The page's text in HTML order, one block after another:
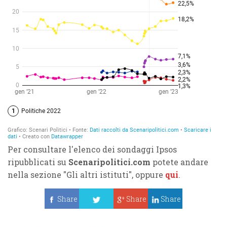
Per consultare l'elenco dei sondaggi Ipsos
ripubblicati su Scenaripolitici.com potete andare
nella sezione "Gli altri istituti", oppure qui.
Share
Share Share